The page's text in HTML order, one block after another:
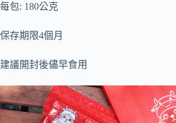
每包: 180公克
保存期限4個月
建議開封後儘早食用